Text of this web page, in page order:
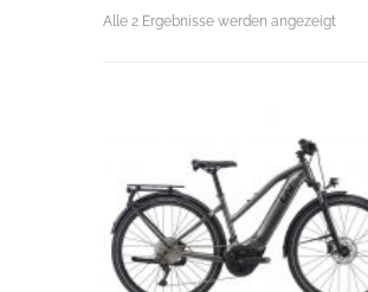
Alle 2 Ergebnisse werden angezeigt